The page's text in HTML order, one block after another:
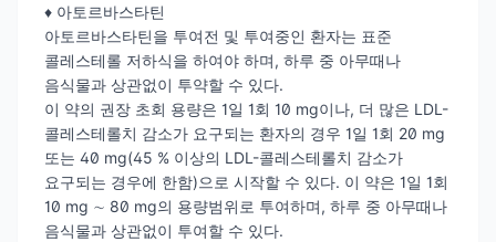
♦ 아토르바스타틴
아토르바스타틴을 투여전 및 투여중인 환자는 표준
콜레스테롤 저하식을 하여야 하며, 하루 중 아무때나
음식물과 상관없이 투약할 수 있다.
이 약의 권장 초회 용량은 1일 1회 10 mg이나, 더 많은 LDL-
콜레스테롤치 감소가 요구되는 환자의 경우 1일 1회 20 mg
또는 40 mg(45 % 이상의 LDL-콜레스테롤치 감소가
요구되는 경우에 한함)으로 시작할 수 있다. 이 약은 1일 1회
10 mg ∼ 80 mg의 용량범위로 투여하며, 하루 중 아무때나
음식물과 상관없이 투여할 수 있다.